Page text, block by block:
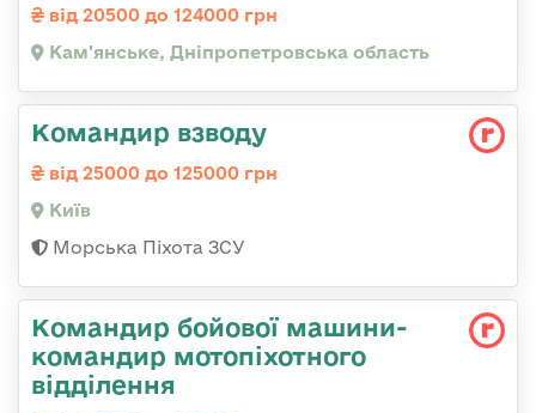
від 20500 до 124000 грн
Кам'янське, Дніпропетровська область
Командир взводу
від 25000 до 125000 грн
Київ
Морська Піхота ЗСУ
Командир бойової машини-
командир мотопіхотного
відділення